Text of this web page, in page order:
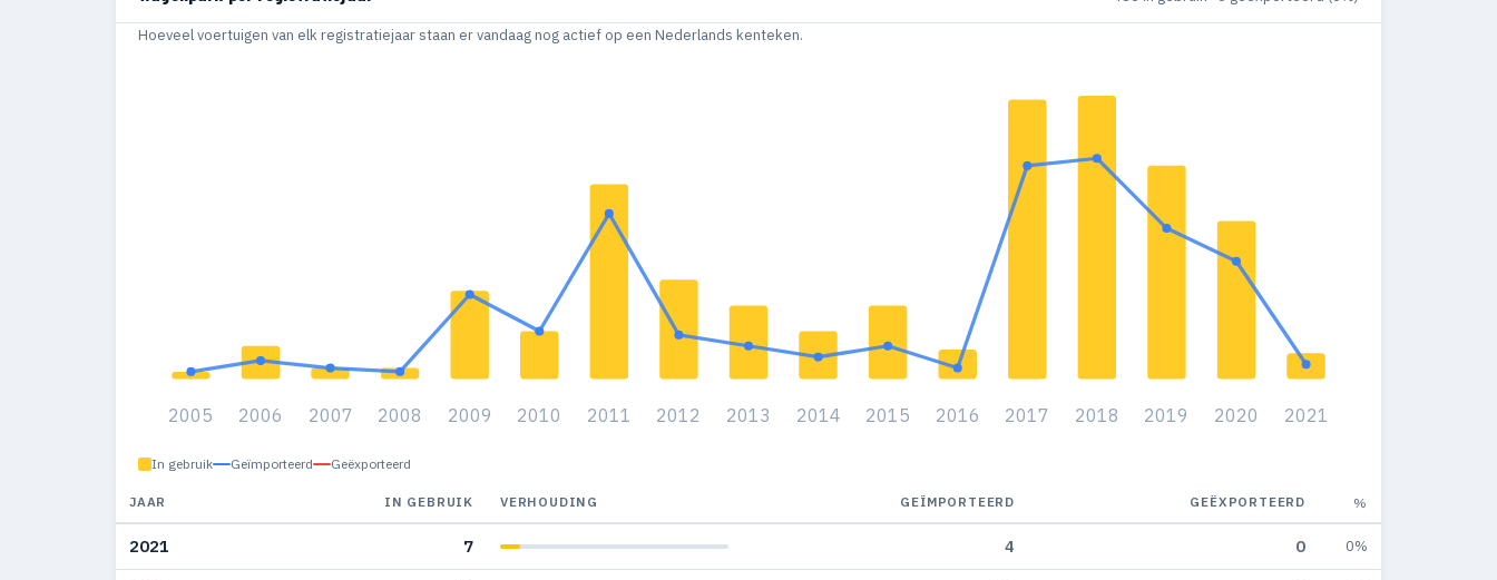
Hoeveel voertuigen van elk registratiejaar staan er vandaag nog actief op een Nederlands kenteken.
2005 2006 2007 2008 2009 2010 2011 2012 2013 2014 2015 2016 2017 2018 2019 2020 2021
In gebruik Geïmporteerd Geëxporteerd
JAAR IN GEBRUIK VERHOUDING GEÏMPORTEERD GEËXPORTEERD %
2021 7 4 0 0%